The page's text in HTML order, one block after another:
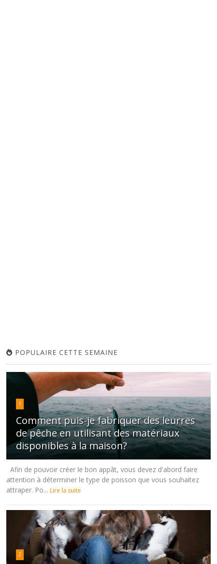
POPULAIRE CETTE SEMAINE
1
Comment puis-je fabriquer des leurres
de pêche en utilisant des matériaux
disponibles à la maison?
Afin de pouvoir créer le bon appât, vous devez d'abord faire
attention à déterminer le type de poisson que vous souhaitez
attraper. Po... Lire la suite
2